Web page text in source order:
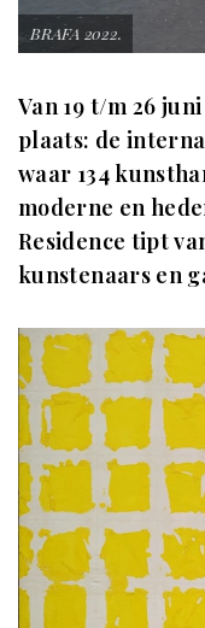
BRAFA 2022.
Van 19 t/m 26
plaats: de
waar 134
moderne en
Residence tipt
kunstenaars en